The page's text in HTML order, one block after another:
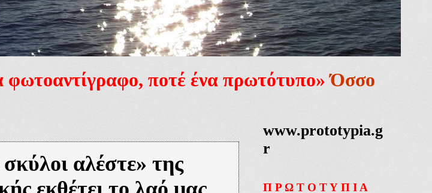
φωτοαντίγραφο, ποτέ ένα πρωτότυπο» Όσσο
αλέστε» της
www.prototypia.g
r
Π Ρ Ω Τ Ο Τ Υ Π Ι Α